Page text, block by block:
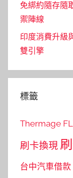
免綁約隨存隨
禦陣線
印度消費升級
雙引擎
標籤
Thermage
刷卡換現
台中汽車借款